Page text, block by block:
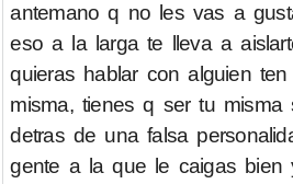
antemano q no les vas a
eso a la larga te lleva a
quieras hablar con alguien
misma, tienes q ser tu misma
detras de una falsa
gente a la que le caigas bien